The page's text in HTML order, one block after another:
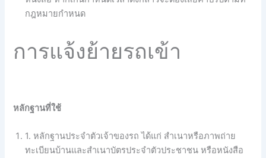
กฎหมายกำหนด
การแจ้งย้ายรถเข้า
หลักฐานที่ใช้
1. หลักฐานประจำตัวเจ้าของรถ ได้แก่ สำเนาหรือภาพถ่าย
ทะเบียนบ้านและสำเนาบัตรประจำตัวประชาชน หรือหนังสือ